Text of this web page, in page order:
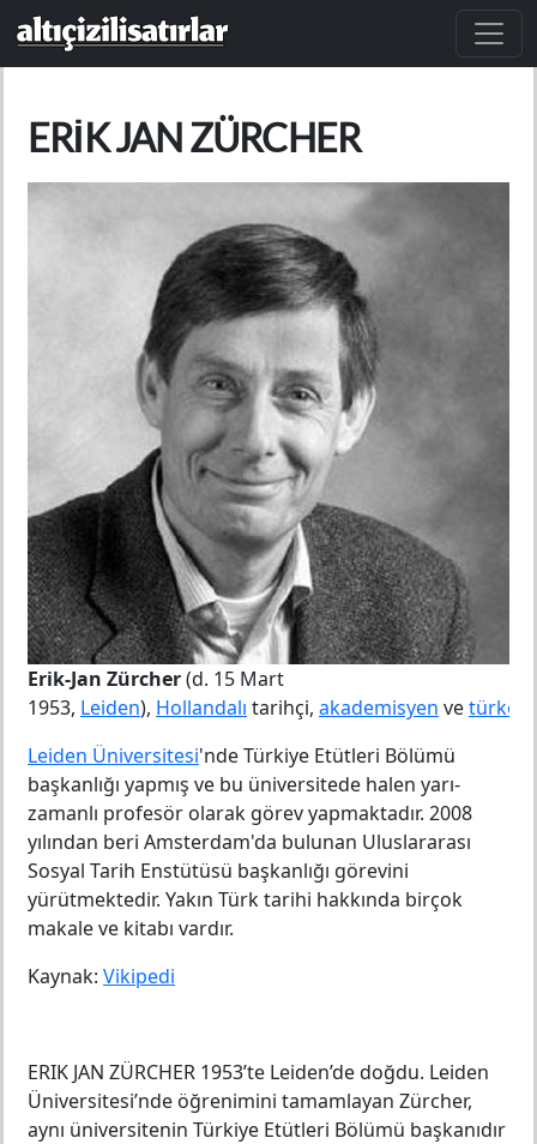
Ana içeriğe atla
ERIK JAN ZÜRCHER
Erik-Jan Zürcher(d. 15 Mart
1953, Leiden), Hollandalı tarihçi, akademisyen ve
Leiden Üniversitesi'nde Türkiye Etütleri Bölümü
başkanlığı yapmış ve bu üniversitede halen yarı-
zamanlı profesör olarak görev yapmaktadır. 2008
yılından beri Amsterdam'da bulunan Uluslararası
Sosyal Tarih Enstütüsü başkanlığı görevini
yürütmektedir. Yakın Türk tarihi hakkında birçok
makale ve kitabı vardır.
Kaynak: Vikipedi
ERIK JAN ZÜRCHER 1953’te Leiden’de doğdu. Leiden
Üniversitesi’nde öğrenimini tamamlayan Zürcher,
aynı üniversitenin Türkiye Etütleri Bölümü başkanıdır